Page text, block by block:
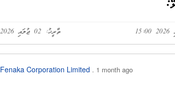
ތާރީޚު: 02 ޖުލައި 2026
Fenaka Corporation Limited . 1 month ago